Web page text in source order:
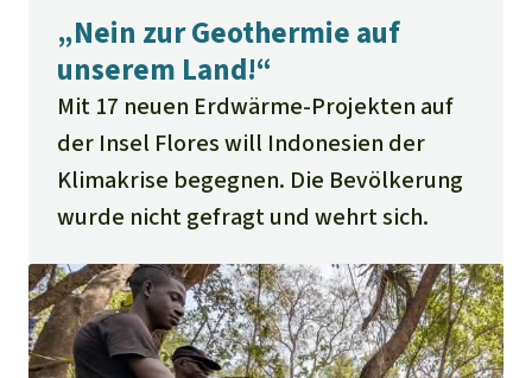
„Nein zur Geothermie auf
unserem Land!“
Mit 17 neuen Erdwärme-Projekten auf
der Insel Flores will Indonesien der
Klimakrise begegnen. Die Bevölkerung
wurde nicht gefragt und wehrt sich.